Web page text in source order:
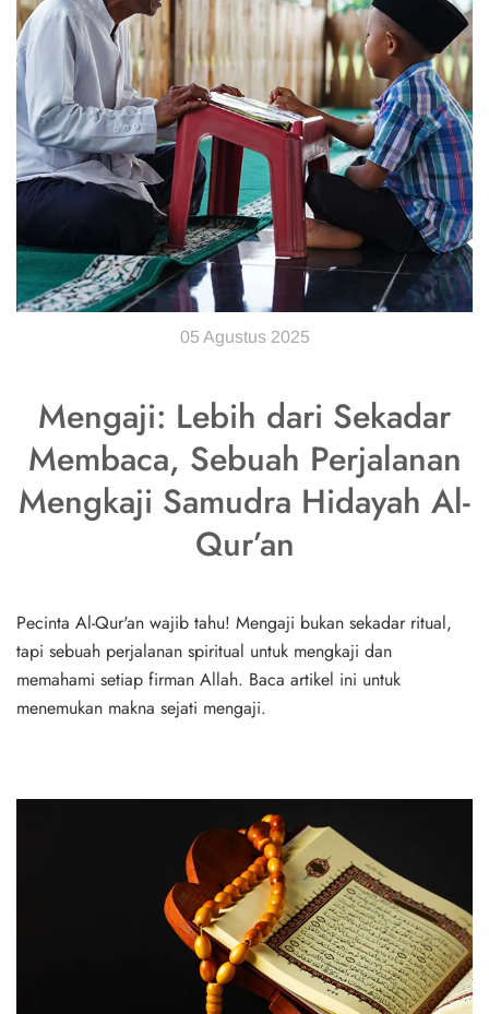
05 Agustus 2025
Mengaji: Lebih dari Sekadar
Membaca, Sebuah Perjalanan
Mengkaji Samudra Hidayah Al-
Qur’an
Pecinta Al-Qur'an wajib tahu! Mengaji bukan sekadar ritual,
tapi sebuah perjalanan spiritual untuk mengkaji dan
memahami setiap firman Allah. Baca artikel ini untuk
menemukan makna sejati mengaji.